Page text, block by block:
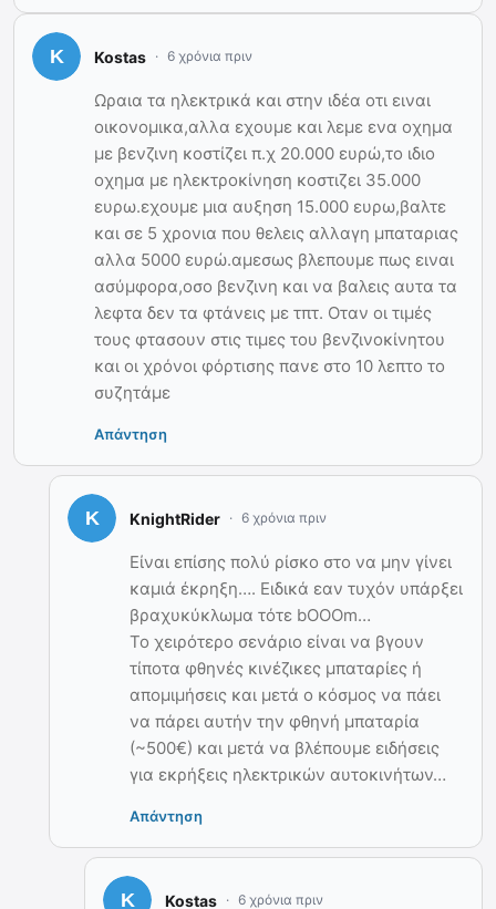
Kostas 6 χρόνια πριν
Ωραια τα ηλεκτρικά και στην ιδέα οτι ειναι
οικονομικα,αλλα εχουμε και λεμε ενα οχημα
με βενζινη κοστίζει π.χ 20.000 ευρώ,το ιδιο
οχημα με ηλεκτροκίνηση κοστιζει 35.000
ευρω.εχουμε μια αυξηση 15.000 ευρω,βαλτε
και σε 5 χρονια που θελεις αλλαγη μπαταριας
αλλα 5000 ευρώ.αμεσως βλεπουμε πως ειναι
ασύμφορα,οσο βενζινη και να βαλεις αυτα τα
λεφτα δεν τα φτάνεις με τπτ. Οταν οι τιμές
τους φτασουν στις τιμες του βενζινοκίνητου
και οι χρόνοι φόρτισης πανε στο 10 λεπτο το
συζητάμε
Απάντηση
KnightRider 6 χρόνια πριν
Είναι επίσης πολύ ρίσκο στο να μην γίνει
καμιά έκρηξη…. Ειδικά εαν τυχόν υπάρξει
βραχυκύκλωμα τότε bOOOm…
To χειρότερο σενάριο είναι να βγουν
τίποτα φθηνές κινέζικες μπαταρίες ή
απομιμήσεις και μετά ο κόσμος να πάει
να πάρει αυτήν την φθηνή μπαταρία
(~500€) και μετά να βλέπουμε ειδήσεις
για εκρήξεις ηλεκτρικών αυτοκινήτων…
Απάντηση
Kostas 6 χρόνια πριν